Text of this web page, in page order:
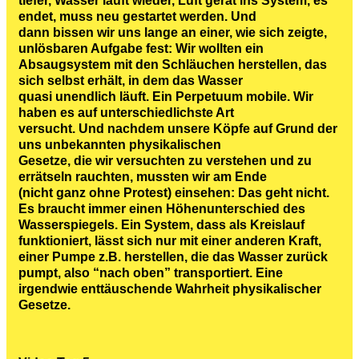
endet, muss neu gestartet werden. Und
dann bissen wir uns lange an einer, wie sich zeigte,
unlösbaren Aufgabe fest: Wir wollten ein
Absaugsystem mit den Schläuchen herstellen, das
sich selbst erhält, in dem das Wasser
quasi unendlich läuft. Ein Perpetuum mobile. Wir
haben es auf unterschiedlichste Art
versucht. Und nachdem unsere Köpfe auf Grund der
uns unbekannten physikalischen
Gesetze, die wir versuchten zu verstehen und zu
errätseln rauchten, mussten wir am Ende
(nicht ganz ohne Protest) einsehen: Das geht nicht.
Es braucht immer einen Höhenunterschied des
Wasserspiegels. Ein System, dass als Kreislauf
funktioniert, lässt sich nur mit einer anderen Kraft,
einer Pumpe z.B. herstellen, die das Wasser zurück
pumpt, also “nach oben” transportiert. Eine
irgendwie enttäuschende Wahrheit physikalischer
Gesetze.